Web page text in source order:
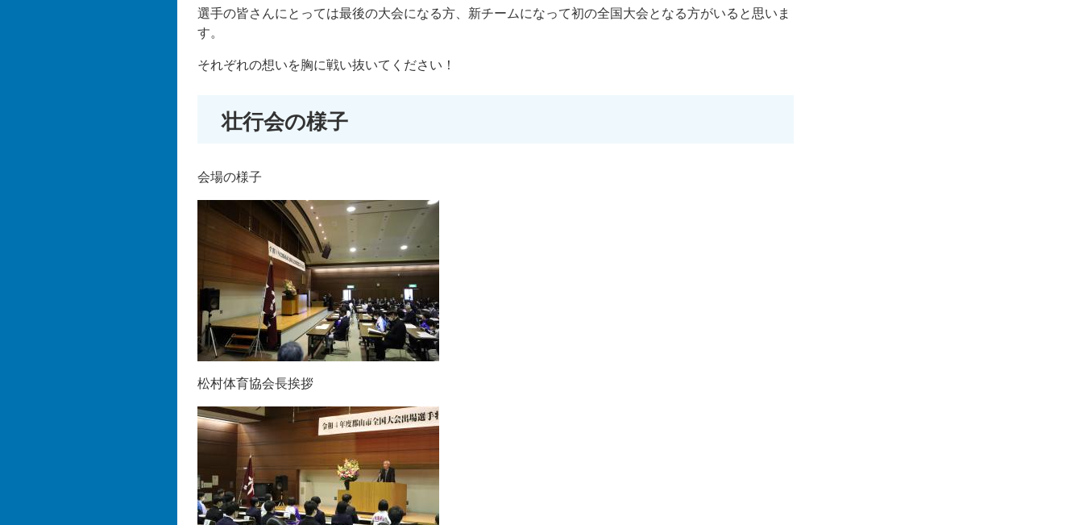
選手の皆さんにとっては最後の大会になる方、新チームになって初の全国大会となる方がいると思いま
す。
それぞれの想いを胸に戦い抜いてください！
壮行会の様子
会場の様子
松村体育協会長挨拶